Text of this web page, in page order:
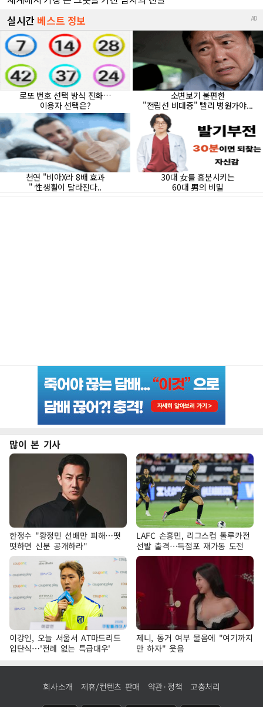
많이 본 기사
한정수 "황정민 선배만 피해…떳
떳하면 신분 공개하라"
LAFC 손흥민, 리그스컵 톨루카전
선발 출격…득점포 재가동 도전
이강인, 오늘 서울서 AT마드리드
입단식…'전례 없는 특급대우'
제니, 동거 여부 물음에 "여기까지
만 하자" 웃음
회사소개 제휴/컨텐츠 판매 약관·정책 고충처리